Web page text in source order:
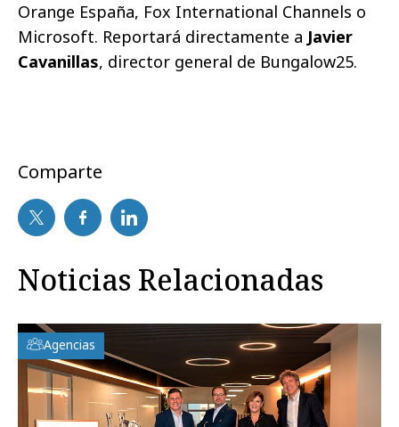
Orange España, Fox International Channels o
Microsoft. Reportará directamente a Javier
Cavanillas, director general de Bungalow25.
Comparte
Noticias Relacionadas
Agencias